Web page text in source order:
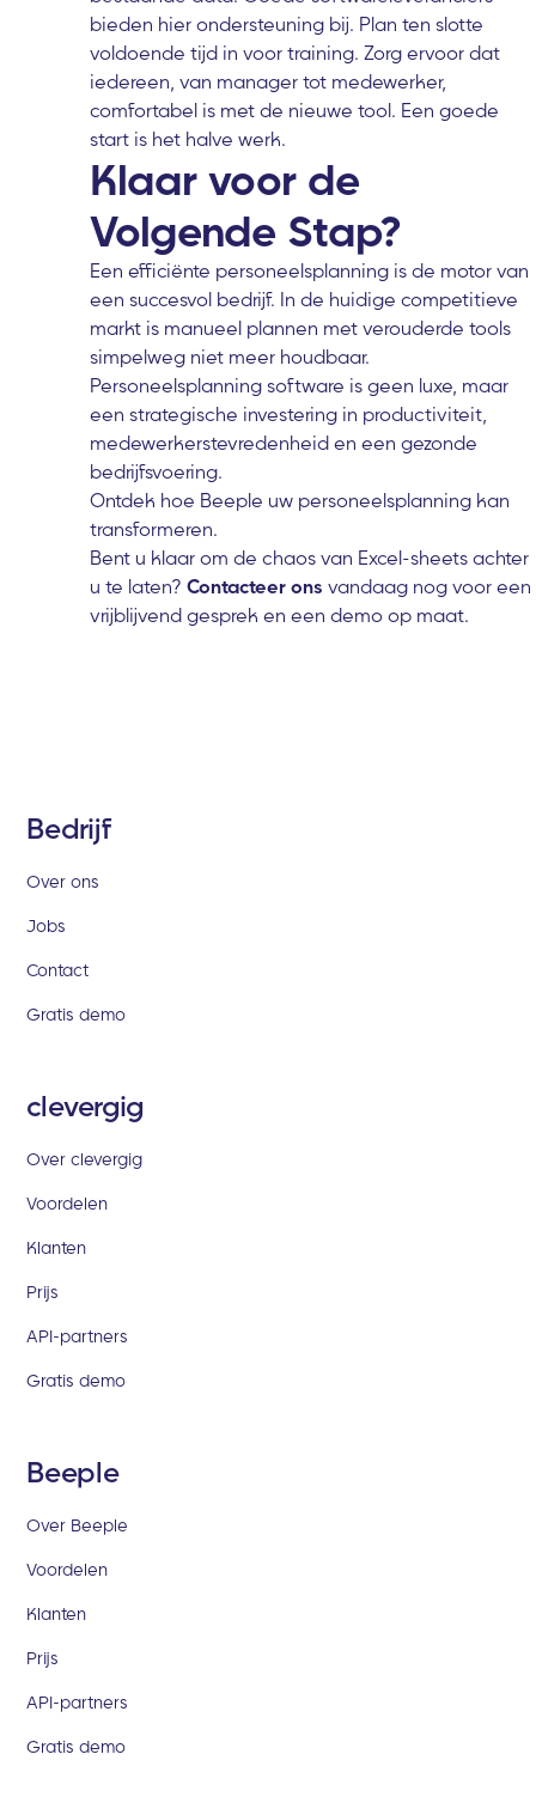
bieden hier ondersteuning bij. Plan ten slotte
voldoende tijd in voor training. Zorg ervoor dat
iedereen, van manager tot medewerker,
comfortabel is met de nieuwe tool. Een goede
start is het halve werk.
Klaar voor de
Volgende Stap?
Een efficiënte personeelsplanning is de motor van
een succesvol bedrijf. In de huidige competitieve
markt is manueel plannen met verouderde tools
simpelweg niet meer houdbaar.
Personeelsplanning software is geen luxe, maar
een strategische investering in productiviteit,
medewerkerstevredenheid en een gezonde
bedrijfsvoering.
Ontdek hoe Beeple uw personeelsplanning kan
transformeren.
Bent u klaar om de chaos van Excel-sheets achter
u te laten? Contacteer ons vandaag nog voor een
vrijblijvend gesprek en een demo op maat.
Bedrijf
Over ons
Jobs
Contact
Gratis demo
clevergig
Over clevergig
Voordelen
Klanten
Prijs
API-partners
Gratis demo
Beeple
Over Beeple
Voordelen
Klanten
Prijs
API-partners
Gratis demo